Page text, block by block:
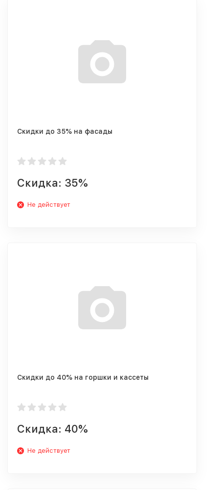
Скидки до 35% на фасады
Скидка: 35%
Не действует
Скидки до 40% на горшки и кассеты
Скидка: 40%
Не действует